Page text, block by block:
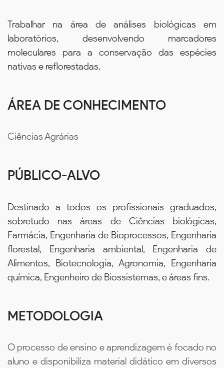
Trabalhar na área de análises biológicas em
laboratórios, desenvolvendo marcadores
moleculares para a conservação das espécies
nativas e reflorestadas.
ÁREA DE CONHECIMENTO
Ciências Agrárias
PÚBLICO-ALVO
Destinado a todos os profissionais graduados,
sobretudo nas áreas de Ciências biológicas,
Farmácia, Engenharia de Bioprocessos, Engenharia
florestal, Engenharia ambiental, Engenharia de
Alimentos, Biotecnologia, Agronomia, Engenharia
química, Engenheiro de Biossistemas, e áreas fins.
METODOLOGIA
O processo de ensino e aprendizagem é focado no
aluno e disponibiliza material didático em diversos